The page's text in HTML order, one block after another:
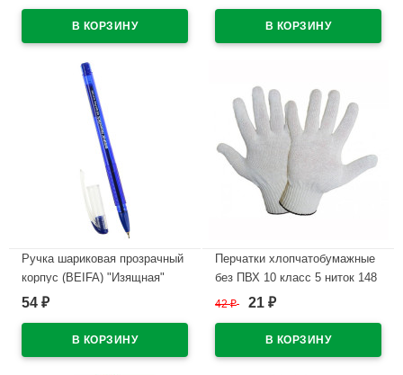
Ручка шариковая прозрачный
корпус (BEIFA) "Изящная"
синий, 0,7мм, масло арт.ТА
54 ₽
Перчатки хлопчатобумажные
без ПВХ 10 класс 5 ниток 148
42₽ 21 ₽